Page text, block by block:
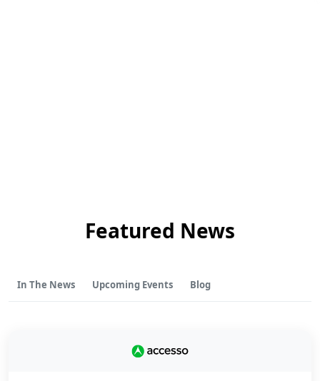
Featured News
In The News Upcoming Events Blog